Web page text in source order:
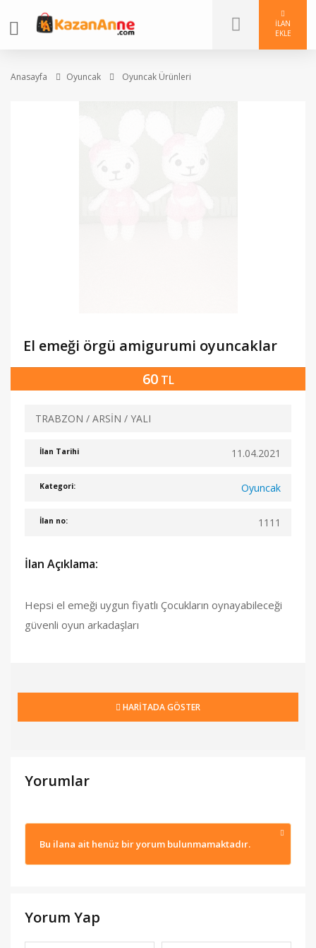
İLAN
EKLE
Anasayfa Oyuncak Oyuncak Ürünleri
El emeği örgü amigurumi oyuncaklar
60TL
TRABZON / ARSİN / YALI
İlan Tarihi 11.04.2021
Kategori: Oyuncak
İlan no: 1111
İlan Açıklama:
Hepsi el emeği uygun fiyatlı Çocukların oynayabileceği
güvenli oyun arkadaşları
HARİTADA GÖSTER
Yorumlar
Bu ilana ait henüz bir yorum bulunmamaktadır.
Yorum Yap